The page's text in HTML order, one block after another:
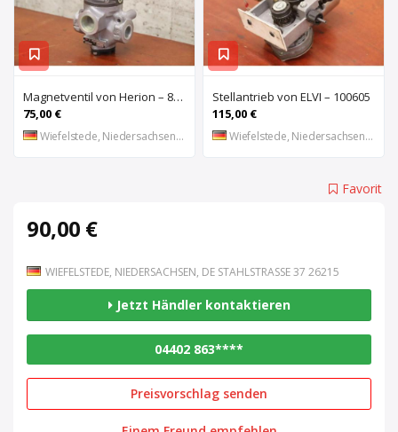
Magnetventil von Herion – 8026673
75,00 €
Wiefelstede, Niedersachsen, DE
Stellantrieb von ELVI – 100605
115,00 €
Wiefelstede, Niedersachsen, DE
Favorit
90,00 €
WIEFELSTEDE, NIEDERSACHSEN, DE STAHLSTRASSE 37 26215
Jetzt Händler kontaktieren
04402 863****
Preisvorschlag senden